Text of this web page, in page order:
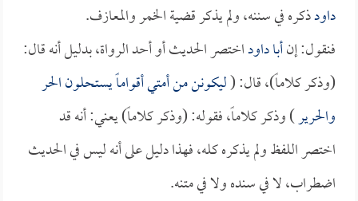
داودذكره في سننه، ولم يذكر قضية الخمر والمعازف.
فنقول: إنأبا داوداختصر الحديث أو أحد الرواة، بدليل أنه قال:
(وذكر كلاماً)، قال: (ليكونن من أمتي أقواماً يستحلون الحر
والحرير) وذكر كلاماً، فقوله: (وذكر كلاماً) يعني: أنه قد
اختصر اللفظ ولم يذكره كله، فهذا دليل على أنه ليس في الحديث
اضطراب، لا في سنده ولا في متنه.